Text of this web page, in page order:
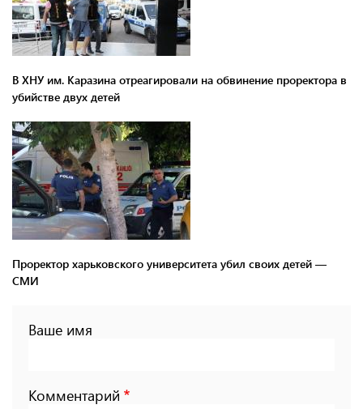
В ХНУ им. Каразина отреагировали на обвинение проректора в
убийстве двух детей
Проректор харьковского университета убил своих детей —
СМИ
Ваше имя
Комментарий